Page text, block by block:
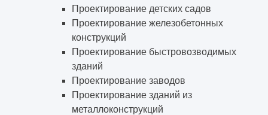
Проектирование детских садов
Проектирование железобетонных
конструкций
Проектирование быстровозводимых
зданий
Проектирование заводов
Проектирование зданий из
металлоконструкций